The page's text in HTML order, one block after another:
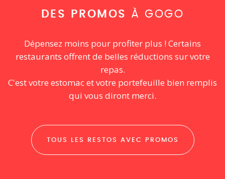
DES PROMOS À GOGO
Dépensez moins pour profiter plus ! Certains
restaurants offrent de belles réductions sur votre
repas.
C'est votre estomac et votre portefeuille bien remplis
qui vous diront merci.
TOUS LES RESTOS AVEC PROMOS